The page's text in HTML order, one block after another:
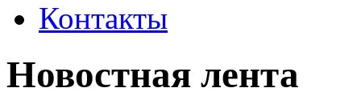
Контакты
Новостная лента